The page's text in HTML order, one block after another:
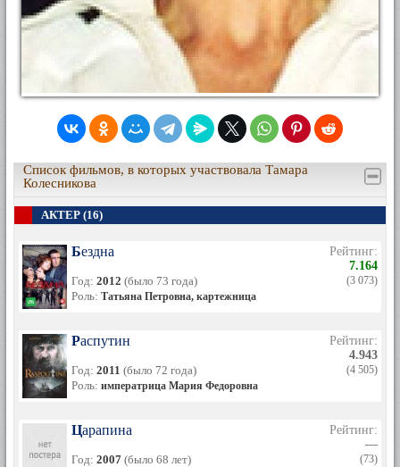
Список фильмов, в которых участвовала Тамара
Колесникова
АКТЕР (16)
Бездна
Год: 2012 (было 73 года)
Роль: Татьяна Петровна, картежница
Рейтинг:
7.164
(3 073)
Распутин
Год: 2011 (было 72 года)
Роль: императрица Мария Федоровна
Рейтинг:
4.943
(4 505)
Царапина
Год: 2007 (было 68 лет)
Рейтинг:
—
(73)